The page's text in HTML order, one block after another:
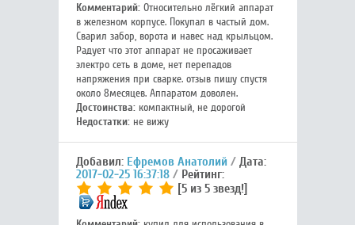
Комментарий:Относительно лёгкий аппарат
в железном корпусе. Покупал в частый дом.
Сварил забор, ворота и навес над крыльцом.
Радует что этот аппарат не просаживает
электро сеть в доме, нет перепадов
напряжения при сварке. отзыв пишу спустя
около 8месяцев. Аппаратом доволен.
Достоинства:компактный, не дорогой
Недостатки:не вижу
Добавил: Ефремов Анатолий Дата:
2017-02-25 16:37:18
Рейтинг:
[5 из 5 звезд!]